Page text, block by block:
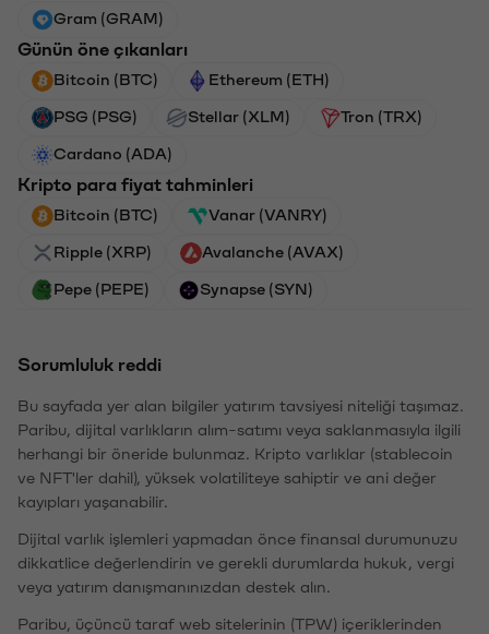
Gram (GRAM)
Günün öne çıkanları
Bitcoin (BTC) Ethereum (ETH)
PSG (PSG) Stellar (XLM) Tron (TRX)
Cardano (ADA)
Kripto para fiyat tahminleri
Bitcoin (BTC) Vanar (VANRY)
Ripple (XRP) Avalanche (AVAX)
Pepe (PEPE) Synapse (SYN)
Sorumluluk reddi
Bu sayfada yer alan bilgiler yatırım tavsiyesi niteliği taşımaz.
Paribu, dijital varlıkların alım-satımı veya saklanmasıyla ilgili
herhangi bir öneride bulunmaz. Kripto varlıklar (stablecoin
ve NFT'ler dahil), yüksek volatiliteye sahiptir ve ani değer
kayıpları yaşanabilir.
Dijital varlık işlemleri yapmadan önce finansal durumunuzu
dikkatlice değerlendirin ve gerekli durumlarda hukuk, vergi
veya yatırım danışmanınızdan destek alın.
Paribu, üçüncü taraf web sitelerinin (TPW) içeriklerinden